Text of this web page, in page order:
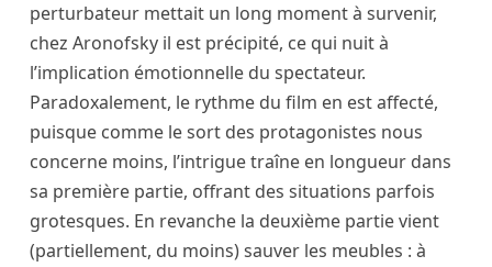
perturbateur mettait un long moment à survenir,
chez Aronofsky il est précipité, ce qui nuit à
l’implication émotionnelle du spectateur.
Paradoxalement, le rythme du film en est affecté,
puisque comme le sort des protagonistes nous
concerne moins, l’intrigue traîne en longueur dans
sa première partie, offrant des situations parfois
grotesques. En revanche la deuxième partie vient
(partiellement, du moins) sauver les meubles : à